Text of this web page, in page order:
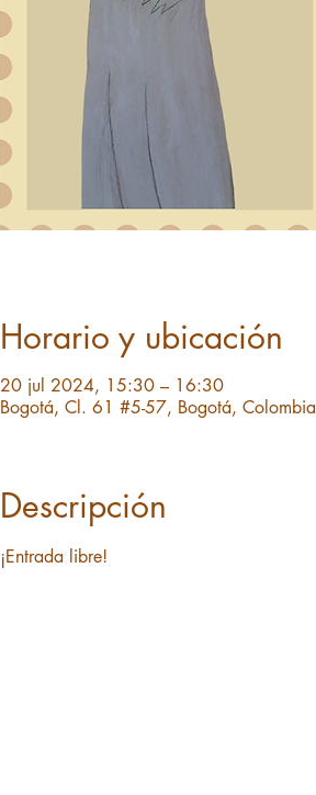
Horario y ubicación
20 jul 2024, 15:30 – 16:30
Bogotá, Cl. 61 #5-57, Bogotá, Colombia
Descripción
¡Entrada libre!